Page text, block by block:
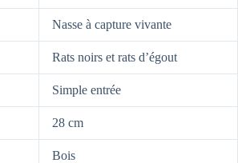
Nasse à capture vivante
Rats noirs et rats d’égout
Simple entrée
28 cm
Bois